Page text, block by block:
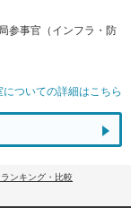
参事官（インフラ・防
ついての詳細はこちら
ンキング・比較